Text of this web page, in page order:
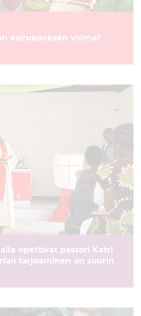
esirukouksen voima?
opettivat pastori Katri
tarjoaminen on suurin